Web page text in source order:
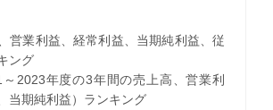
営業利益、経常利益、当期純利益、従
ング
2023年度の3年間の売上高、営業利
当期純利益）ランキング